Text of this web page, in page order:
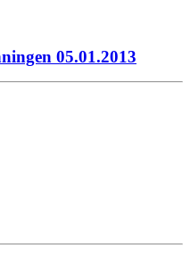
05.01.2013